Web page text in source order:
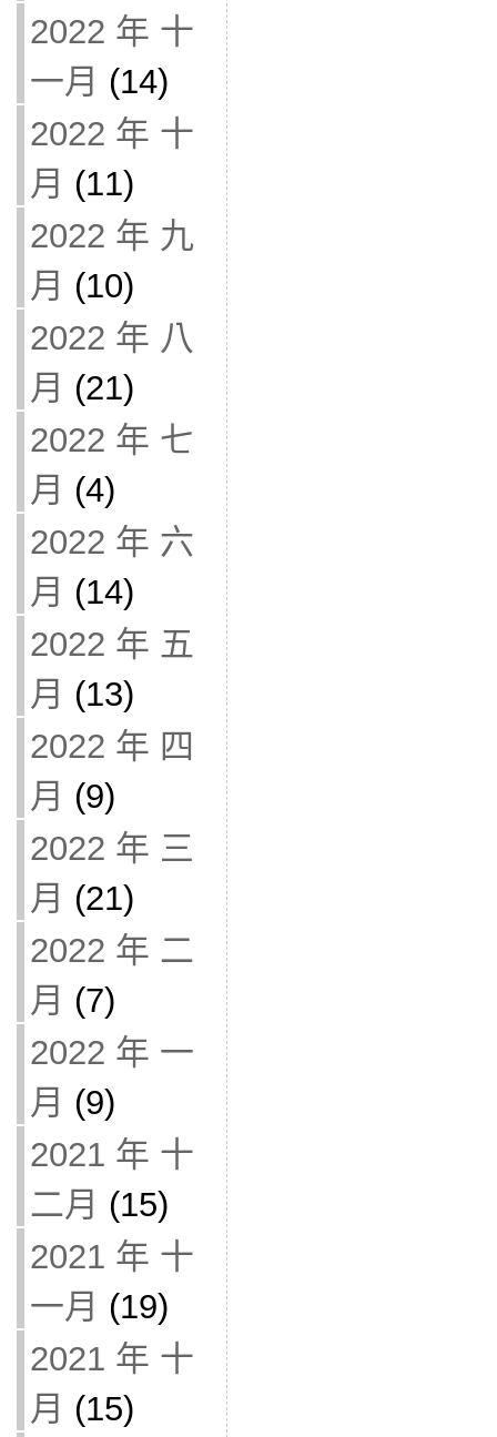
2022 年 十
一月 (14)
2022 年 十
月 (11)
2022 年 九
月 (10)
2022 年 八
月 (21)
2022 年 七
月 (4)
2022 年 六
月 (14)
2022 年 五
月 (13)
2022 年 四
月 (9)
2022 年 三
月 (21)
2022 年 二
月 (7)
2022 年 一
月 (9)
2021 年 十
二月 (15)
2021 年 十
一月 (19)
2021 年 十
月 (15)